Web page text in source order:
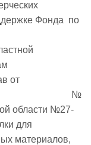
Фонда по
от
№
области №27-
для
материалов,